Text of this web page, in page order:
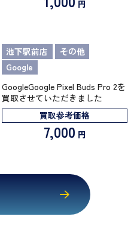
円
池下駅前店
その他
Google
GoogleGoogle Pixel Buds Pro 2を
買取させていただきました
買取参考価格
7,000 円